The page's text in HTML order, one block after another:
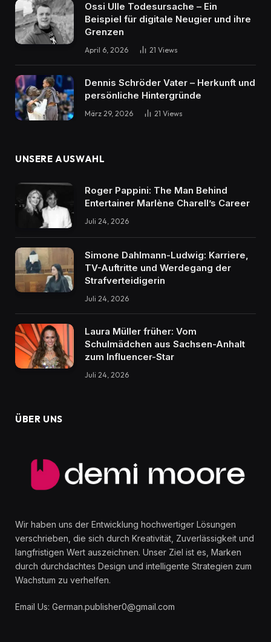
Ossi Ulle Todesursache – Ein
Beispiel für digitale Neugier und ihre
Grenzen
April 6, 2026 21 Views
Dennis Schröder Vater – Herkunft und
persönliche Hintergründe
März 29, 2026 21 Views
UNSERE AUSWAHL
Roger Pappini: The Man Behind
Entertainer Marlène Charell’s Career
Juli 24, 2026
Simone Dahlmann-Ludwig: Karriere,
TV-Auftritte und Werdegang der
Strafverteidigerin
Juli 24, 2026
Laura Müller früher: Vom
Schulmädchen aus Sachsen-Anhalt
zum Influencer-Star
Juli 24, 2026
ÜBER UNS
Wir haben uns der Entwicklung hochwertiger Lösungen
verschrieben, die sich durch Kreativität, Zuverlässigkeit und
langfristigen Wert auszeichnen. Unser Ziel ist es, Marken
durch durchdachtes Design und intelligente Strategien zum
Wachstum zu verhelfen.
Email Us: German.publisher0@gmail.com